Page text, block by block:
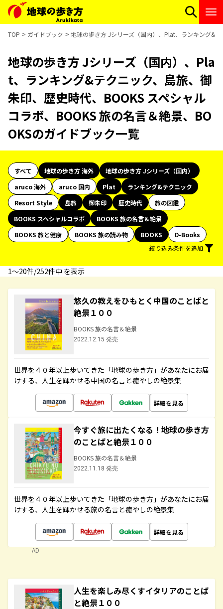
TOP ガイドブック 地球の歩き方 Jシリーズ（国内）、Plat、ランキング&
地球の歩き方 Jシリーズ（国内）、Pla
t、ランキング&テクニック、島旅、御
朱印、歴史時代、BOOKS スペシャル
コラボ、BOOKS 旅の名言＆絶景、BO
OKSのガイドブック一覧
すべて 地球の歩き方 海外
地球の歩き方 Jシリーズ（国内）
aruco 海外
aruco 国内 Plat
ランキング&テクニック
Resort Style
島旅 御朱印 歴史時代
旅の図鑑
BOOKS スペシャルコラボ
BOOKS 旅の名言＆絶景
BOOKS 旅と健康
BOOKS 旅の読み物 BOOKS
D-Books
絞り込み条件を追加
1〜20件/252件中 を表示
悠久の教えをひもとく中国のことばと
絶景１００
BOOKS 旅の名言＆絶景
2022.12.15 発売
世界を４０年以上歩いてきた「地球の歩き方」があなたにお届
けする、人生を輝かせる中国の名言と癒やしの絶景集
詳細を見る
今すぐ旅に出たくなる！地球の歩き方
のことばと絶景１００
BOOKS 旅の名言＆絶景
2022.11.18 発売
世界を４０年以上歩いてきた「地球の歩き方」があなたにお届
けする、人生を輝かせる旅の名言と癒やしの絶景集
詳細を見る
AD
人生を楽しみ尽くすイタリアのことば
と絶景１００